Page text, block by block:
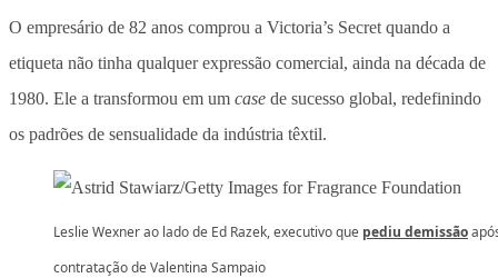
O empresário de 82 anos comprou a Victoria’s Secret quando a
etiqueta não tinha qualquer expressão comercial, ainda na década de
1980. Ele a transformou em um case de sucesso global, redefinindo
os padrões de sensualidade da indústria têxtil.
Leslie Wexner ao lado de Ed Razek, executivo que pediu demissão
contratação de Valentina Sampaio